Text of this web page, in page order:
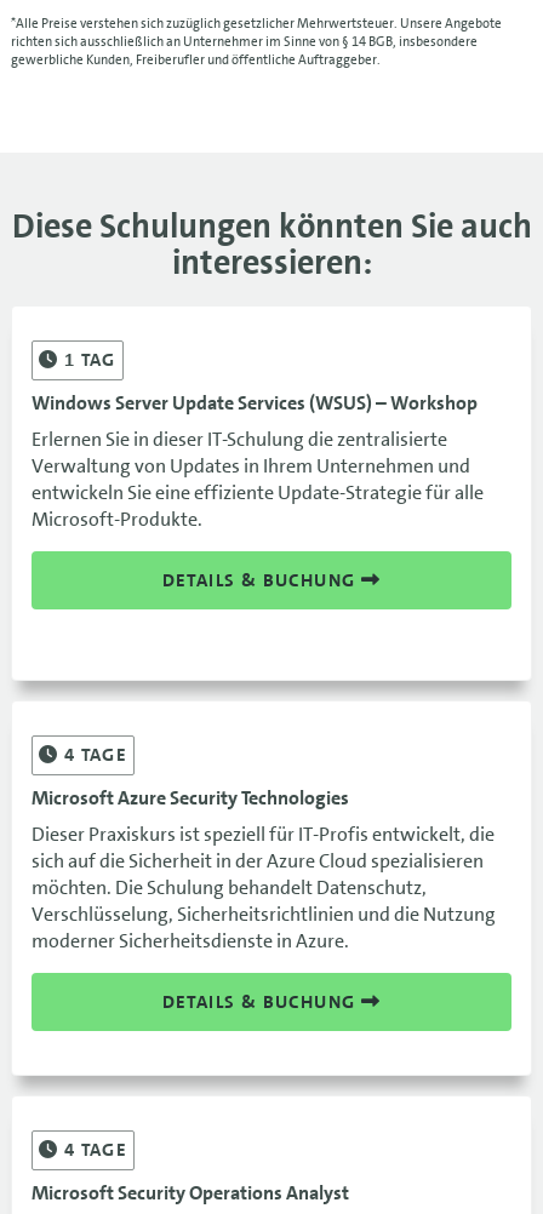
*Alle Preise verstehen sich zuzüglich gesetzlicher Mehrwertsteuer. Unsere Angebote
richten sich ausschließlich an Unternehmer im Sinne von § 14 BGB, insbesondere
gewerbliche Kunden, Freiberufler und öffentliche Auftraggeber.
Diese Schulungen könnten Sie auch
interessieren:
1 TAG
Windows Server Update Services (WSUS) – Workshop
Erlernen Sie in dieser IT-Schulung die zentralisierte
Verwaltung von Updates in Ihrem Unternehmen und
entwickeln Sie eine effiziente Update-Strategie für alle
Microsoft-Produkte.
DETAILS & BUCHUNG
4 TAGE
Microsoft Azure Security Technologies
Dieser Praxiskurs ist speziell für IT-Profis entwickelt, die
sich auf die Sicherheit in der Azure Cloud spezialisieren
möchten. Die Schulung behandelt Datenschutz,
Verschlüsselung, Sicherheitsrichtlinien und die Nutzung
moderner Sicherheitsdienste in Azure.
DETAILS & BUCHUNG
4 TAGE
Microsoft Security Operations Analyst